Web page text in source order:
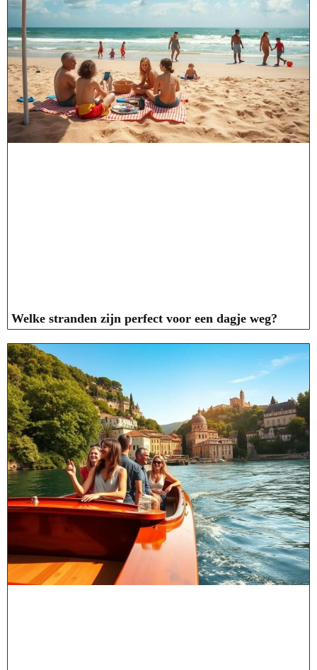
Welke stranden zijn perfect voor een dagje weg?